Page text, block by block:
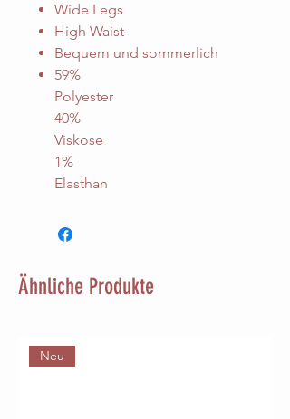
Wide Legs
High Waist
Bequem und sommerlich
59%
Polyester
40%
Viskose
1%
Elasthan
Ähnliche Produkte
Neu